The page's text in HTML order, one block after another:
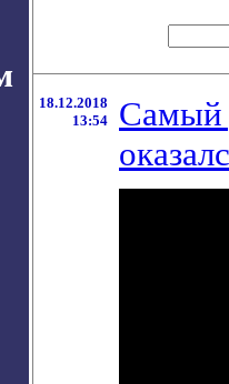
18.12.2018
13:54
Cамый